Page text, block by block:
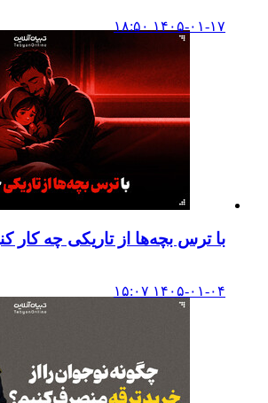
۱۴۰۵-۰۱-۱۷ ۱۸:۵۰
با ترس بچه‌ها از تاریکی چه کار
۱۴۰۵-۰۱-۰۴ ۱۵:۰۷